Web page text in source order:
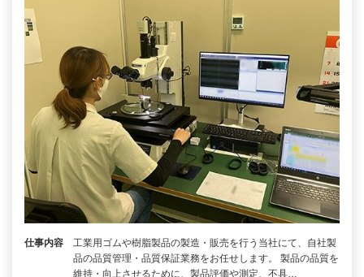
仕事内容
工業用ゴムや樹脂製品の製造・販売を行う当社にて、自社製
品の品質管理・品質保証業務をお任せします。 製品の品質を
維持・向上させるために、製品評価や測定、不具…